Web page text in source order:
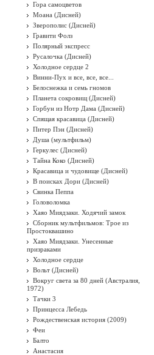
Гора самоцветов
Моана (Дисней)
Зверополис (Дисней)
Гравити Фолз
Полярный экспресс
Русалочка (Дисней)
Холодное сердце 2
Винни-Пух и все, все, все...
Белоснежка и семь гномов
Планета сокровищ (Дисней)
Горбун из Нотр Дама (Дисней)
Спящая красавица (Дисней)
Питер Пэн (Дисней)
Душа (мультфильм)
Геркулес (Дисней)
Тайна Коко (Дисней)
Красавица и чудовище (Дисней)
В поисках Дори (Дисней)
Свинка Пеппа
Головоломка
Хаяо Миядзаки. Ходячий замок
Сборник мультфильмов: Трое из
Простоквашино
Хаяо Миядзаки. Унесенные
призраками
Холодное сердце
Вольт (Дисней)
Вокруг света за 80 дней (Австралия,
1972)
Тачки 3
Принцесса Лебедь
Рождественская история (2009)
Феи
Балто
Анастасия